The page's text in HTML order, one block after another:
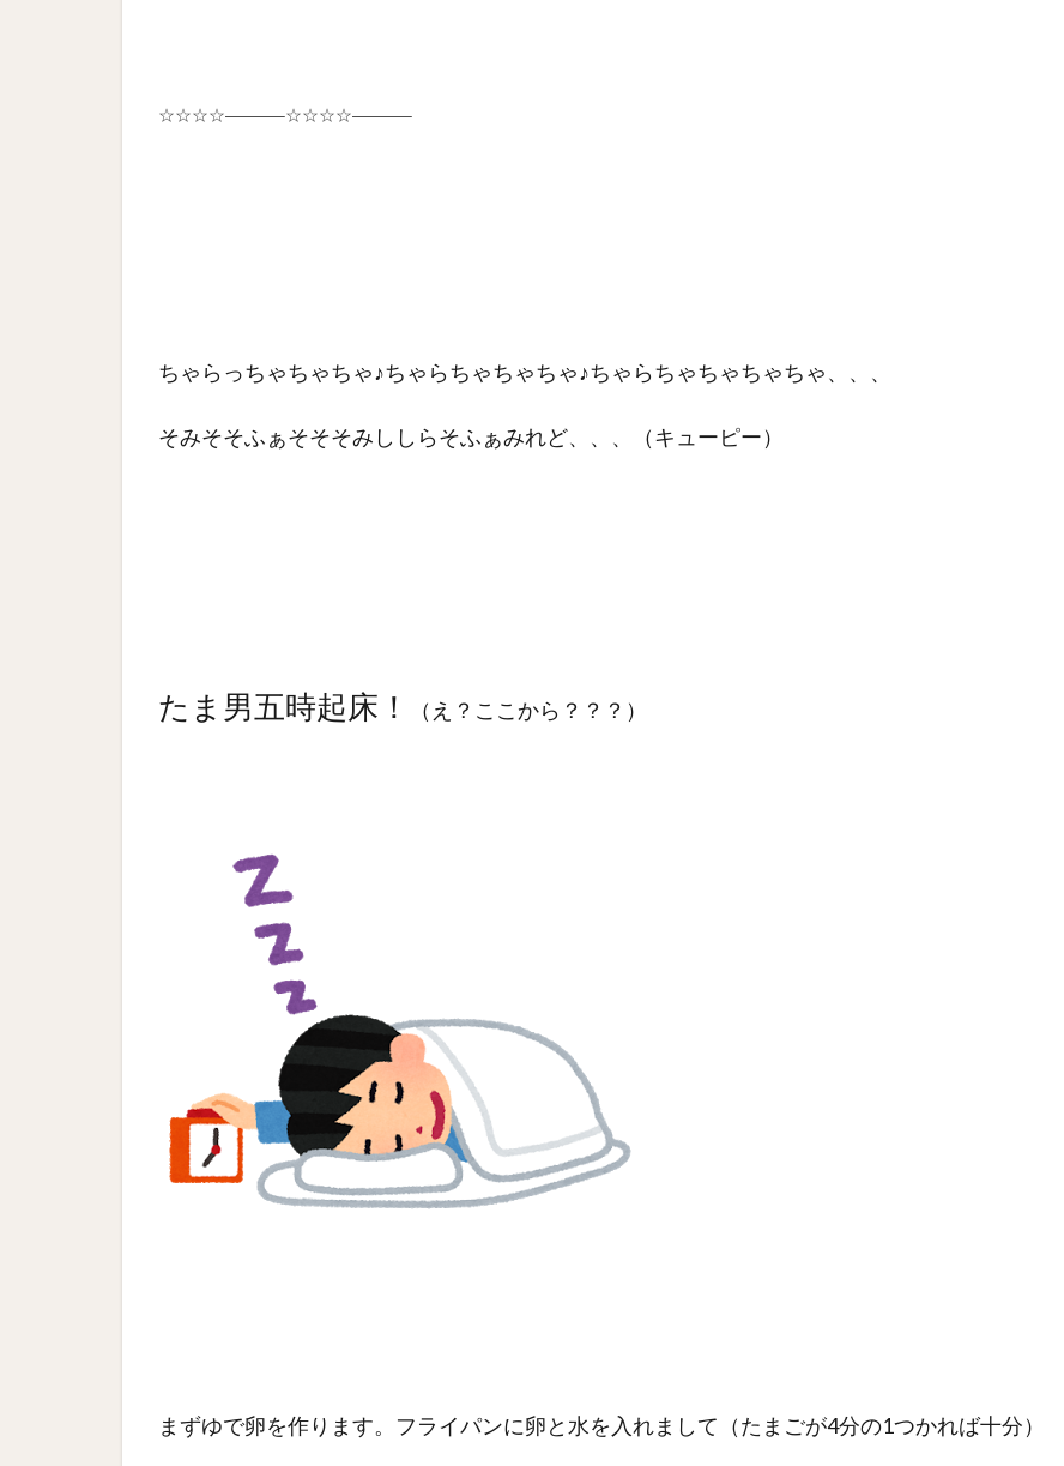
☆☆☆☆———–☆☆☆☆———–
ちゃらっちゃちゃちゃ♪ちゃらちゃちゃちゃ♪ちゃらちゃちゃちゃちゃ、、、
そみそそふぁそそそみししらそふぁみれど、、、（キューピー）
たま男五時起床！ （え？ここから？？？）
まずゆで卵を作ります。フライパンに卵と水を入れまして（たまごが4分の1つかれば十分）